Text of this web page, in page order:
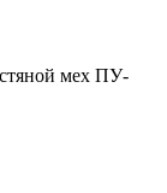
мех ПУ-